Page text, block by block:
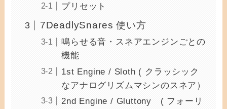
プリセット
7DeadlySnares 使い方
鳴らせる音・スネアエンジンごとの
機能
1st Engine / Sloth ( クラッシック
なアナログリズムマシンのスネア）
2nd Engine / Gluttony ( フォーリ